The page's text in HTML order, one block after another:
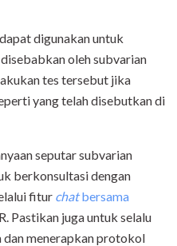
digunakan untuk
oleh subvarian
tes tersebut jika
yang telah disebutkan di
seputar subvarian
berkonsultasi dengan
fitur chatbersama
Pastikan juga untuk selalu
dan menerapkan protokol